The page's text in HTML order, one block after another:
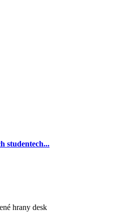
studentech...
hrany desk